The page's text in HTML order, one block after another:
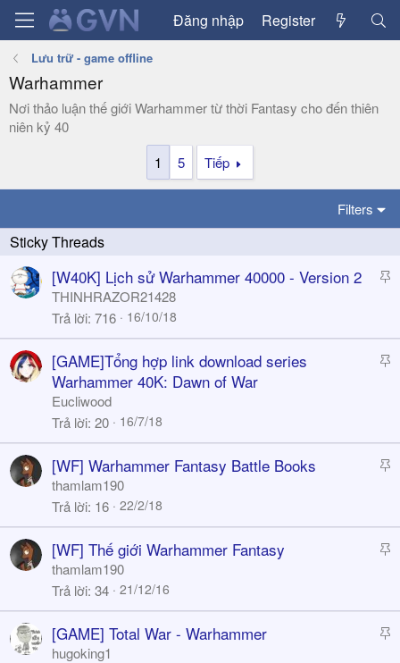
Đăng nhập Register
Lưu trữ - game offline
Warhammer
Nơi thảo luận thế giới Warhammer từ thời Fantasy cho đến thiên
niên kỷ 40
1
5 Tiếp
Filters
S
c
k
[W40K] Lịch sử Warhammer 40000 - Version 2
THINHRAZOR21428
Trả lời 716 16/10/18
S
k
y
[GAME]Tổng hợp link download series
Warhammer 40K: Dawn of War
Eucliwood
Trả lời 20 16/7/18
S
c
k
[WF] Warhammer Fantasy Battle Books
thamlam190
Trả lời 16 22/2/18
S
c
k
[WF] Thế giới Warhammer Fantasy
thamlam190
Trả lời 34 21/12/16
S
[GAME] Total War - Warhammer
hugoking1